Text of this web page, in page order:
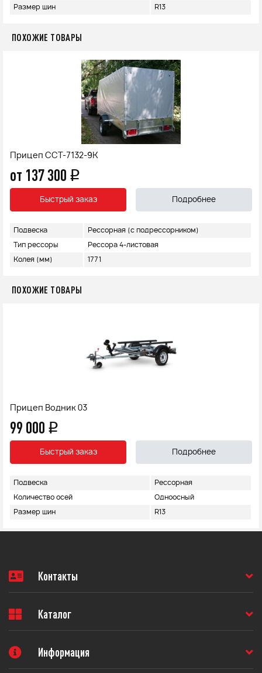
Размер шин R13
ПОХОЖИЕ ТОВАРЫ
Прицеп ССТ-7132-9К
от 137 300 q
Быстрый заказ Подробнее
Подвеска Рессорная (с подрессорником)
Тип рессоры Рессора 4-листовая
Колея (мм) 1771
ПОХОЖИЕ ТОВАРЫ
Прицеп Водник 03
99 000 q
Быстрый заказ Подробнее
Подвеска Рессорная
Количество осей Одноосный
Размер шин R13
Контакты
Каталог
Информация